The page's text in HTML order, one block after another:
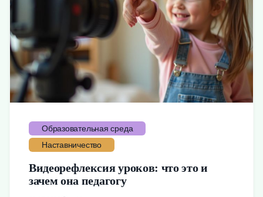
Образовательная среда
Наставничество
Видеорефлексия уроков: что это и
зачем она педагогу